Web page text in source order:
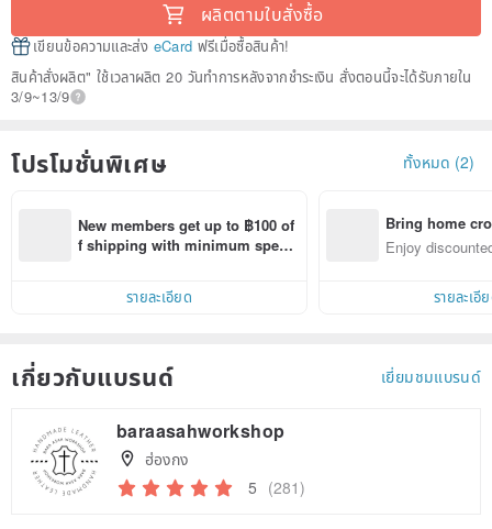
ผลิตตามใบสั่งซื้อ
เขียนข้อความและส่ง eCard ฟรีเมื่อซื้อสินค้า!
สินค้าสั่งผลิต" ใช้เวลาผลิต 20 วันทำการหลังจากชำระเงิน สั่งตอนนี้จะได้รับภายใน
3/9~13/9
โปรโมชั่นพิเศษ ทั้งหมด (2)
New members get up to ฿100 of
f shipping with minimum spen
รายละเอียด
Bring home
n with ease
Enjoy
รายละเอี
เกี่ยวกับแบรนด์ เยี่ยมชมแบรนด์
baraasahworkshop
ฮ่องกง
5 (281)